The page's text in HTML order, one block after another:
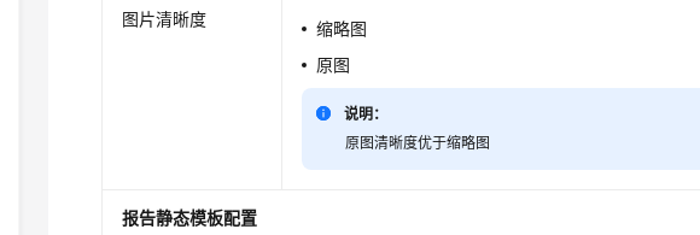
图片清晰度
缩略图
原图
说明：
原图清晰度优于缩略图
报告静态模板配置